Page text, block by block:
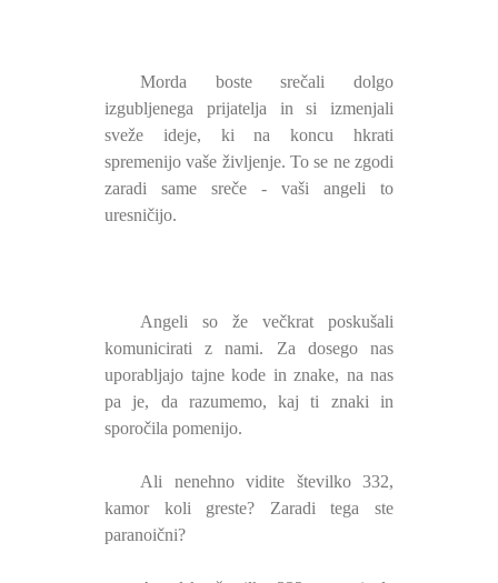
Morda boste srečali dolgo
izgubljenega prijatelja in si izmenjali
sveže ideje, ki na koncu hkrati
spremenijo vaše življenje. To se ne zgodi
zaradi same sreče - vaši angeli to
uresničijo.
Angeli so že večkrat poskušali
komunicirati z nami. Za dosego nas
uporabljajo tajne kode in znake, na nas
pa je, da razumemo, kaj ti znaki in
sporočila pomenijo.
Ali nenehno vidite številko 332,
kamor koli greste? Zaradi tega ste
paranoični?